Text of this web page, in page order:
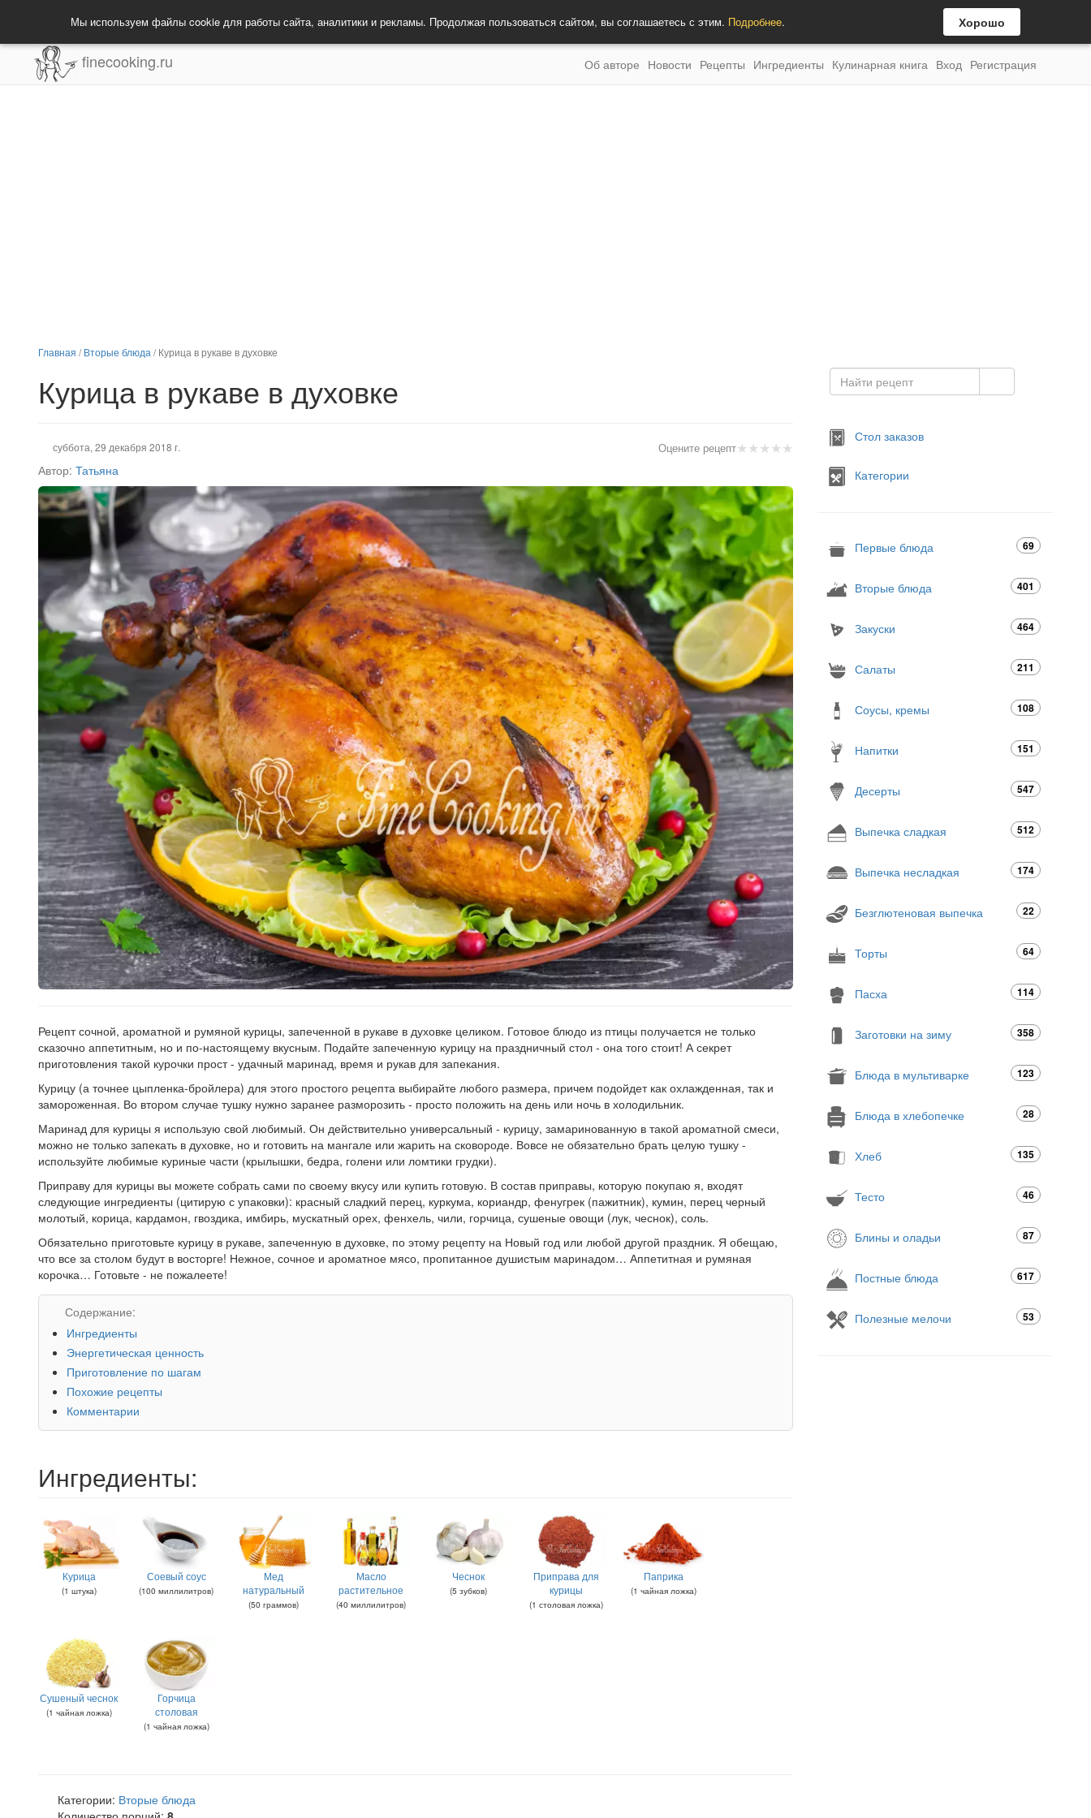
Мы используем файлы cookie для работы сайта, аналитики и рекламы. Продолжая пользоваться сайтом, вы соглашаетесь с этим. Подробнее. Хорошо
finecooking.ru Об авторе Новости Рецепты Ингредиенты Кулинарная книга Вход Регистрация
Главная /Вторые блюда /Курица в рукаве в духовке
Курица в рукаве в духовке
★★★★★
Оцените рецепт
суббота, 29 декабря 2018 г.
Автор: Татьяна
Рецепт сочной, ароматной и румяной курицы, запеченной в рукаве в духовке целиком. Готовое блюдо из птицы получается не только
сказочно аппетитным, но и по-настоящему вкусным. Подайте запеченную курицу на праздничный стол - она того стоит! А секрет
приготовления такой курочки прост - удачный маринад, время и рукав для запекания.
Курицу (а точнее цыпленка-бройлера) для этого простого рецепта выбирайте любого размера, причем подойдет как охлажденная, так и
замороженная. Во втором случае тушку нужно заранее разморозить - просто положить на день или ночь в холодильник.
Маринад для курицы я использую свой любимый. Он действительно универсальный - курицу, замаринованную в такой ароматной смеси,
можно не только запекать в духовке, но и готовить на мангале или жарить на сковороде. Вовсе не обязательно брать целую тушку -
используйте любимые куриные части (крылышки, бедра, голени или ломтики грудки).
Приправу для курицы вы можете собрать сами по своему вкусу или купить готовую. В состав приправы, которую покупаю я, входят
следующие ингредиенты (цитирую с упаковки): красный сладкий перец, куркума, кориандр, фенугрек (пажитник), кумин, перец черный
молотый, корица, кардамон, гвоздика, имбирь, мускатный орех, фенхель, чили, горчица, сушеные овощи (лук, чеснок), соль.
Обязательно приготовьте курицу в рукаве, запеченную в духовке, по этому рецепту на Новый год или любой другой праздник. Я обещаю,
что все за столом будут в восторге! Нежное, сочное и ароматное мясо, пропитанное душистым маринадом… Аппетитная и румяная
корочка… Готовьте - не пожалеете!
Содержание:
Ингредиенты
Энергетическая ценность
Приготовление по шагам
Похожие рецепты
Комментарии
Ингредиенты:
Курица
(1 штука)
Соевый соус
(100 миллилитров)
Мед
натуральный
(50 граммов)
Масло
растительное
(40 миллилитров)
Чеснок
(5 зубков)
Приправа для
курицы
(1 столовая ложка)
Паприка
(1 чайная ложка)
Сушеный чеснок
(1 чайная ложка)
Горчица
столовая
(1 чайная ложка)
Категории: Вторые блюда
Стол заказов
Категории
Первые блюда 69
Вторые блюда 401
Закуски 464
Салаты 211
Соусы, кремы 108
Напитки 151
Десерты 547
Выпечка сладкая 512
Выпечка несладкая 174
Безглютеновая выпечка 22
Торты 64
Пасха 114
Заготовки на зиму 358
Блюда в мультиварке 123
Блюда в хлебопечке 28
Хлеб 135
Тесто 46
Блины и оладьи 87
Постные блюда 617
Полезные мелочи 53